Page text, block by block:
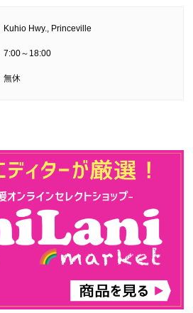
Kuhio Hwy., Princeville
7:00～18:00
無休